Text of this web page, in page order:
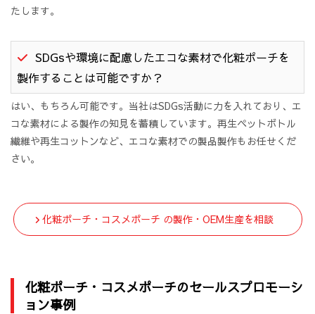
たします。
SDGsや環境に配慮したエコな素材で化粧ポーチを
製作することは可能ですか？
はい、もちろん可能です。当社はSDGs活動に力を入れており、エ
コな素材による製作の知見を蓄積しています。再生ペットボトル
繊維や再生コットンなど、エコな素材での製品製作もお任せくだ
さい。
化粧ポーチ・コスメポーチ の製作・OEM生産を相談
化粧ポーチ・コスメポーチのセールスプロモーシ
ョン事例